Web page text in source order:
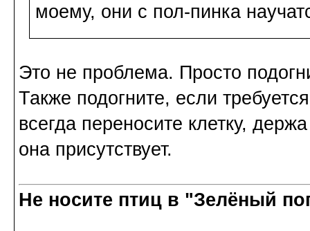
моему, они с пол-пинка
Это не проблема. Просто
Также подогните, если
всегда переносите клетку,
она присутствует.
Не носите птиц в "Зелёный